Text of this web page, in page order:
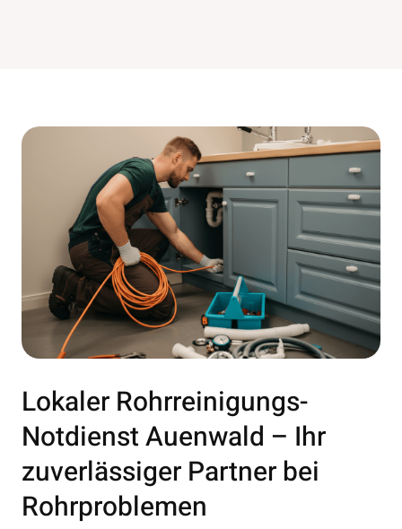
Lokaler Rohrreinigungs-
Notdienst Auenwald – Ihr
zuverlässiger Partner bei
Rohrproblemen